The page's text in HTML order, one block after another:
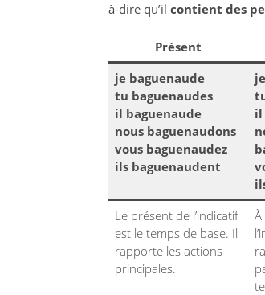
à-dire qu’il contient des
Présent
je baguenaude
tu baguenaudes
il baguenaude
nous baguenaudons
vous baguenaudez
ils baguenaudent
il
Le présent de l’indicatif
est le temps de base. Il
rapporte les actions
principales.
À